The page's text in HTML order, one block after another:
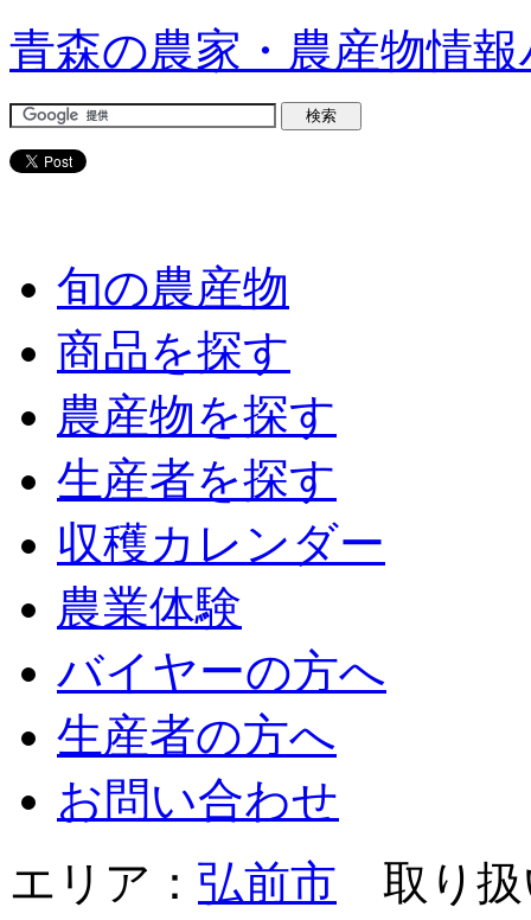
青森の農家・農産物情
旬の農産物
商品を探す
農産物を探す
生産者を探す
収穫カレンダー
農業体験
バイヤーの方へ
生産者の方へ
お問い合わせ
エリア： 弘前市 取り扱